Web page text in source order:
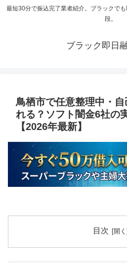
最短30分で振込完了業者紹介。ブラックで
段。
ブラック即日
鳥栖市で任意整理中・
れる？ソフト闇金6社の
【2026年最新】
目次